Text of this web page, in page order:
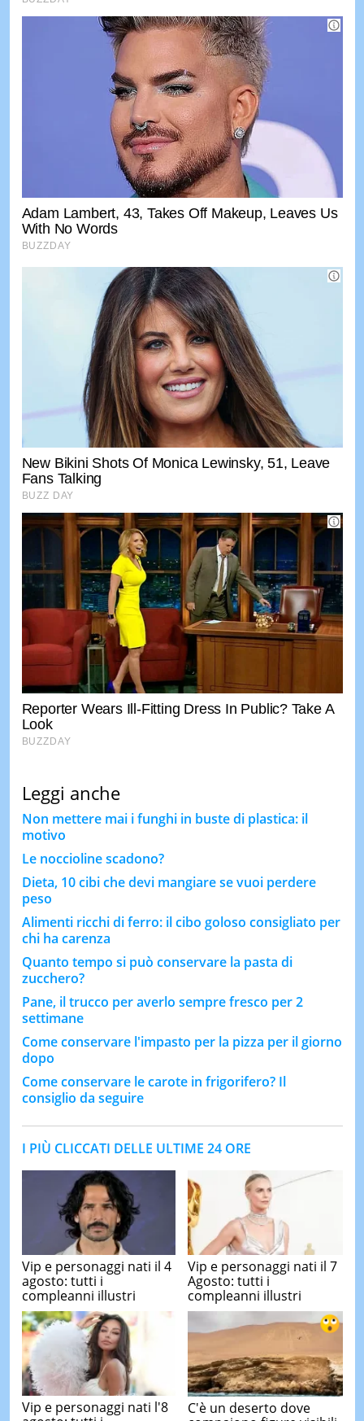
Leggi anche
Non mettere mai i funghi in buste di plastica: il
motivo
Le noccioline scadono?
Dieta, 10 cibi che devi mangiare se vuoi perdere
peso
Alimenti ricchi di ferro: il cibo goloso consigliato per
chi ha carenza
Quanto tempo si può conservare la pasta di
zucchero?
Pane, il trucco per averlo sempre fresco per 2
settimane
Come conservare l'impasto per la pizza per il giorno
dopo
Come conservare le carote in frigorifero? Il
consiglio da seguire
I PIÙ CLICCATI DELLE ULTIME 24 ORE
Vip e personaggi nati il 4
agosto: tutti i
compleanni illustri
Vip e personaggi nati il 7
Agosto: tutti i
compleanni illustri
Vip e personaggi nati l'8
C'è un deserto dove